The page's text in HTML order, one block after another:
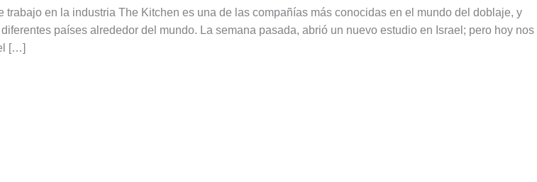
trabajo en la industria The Kitchen es una de las compañías más conocidas en el mundo del doblaje, y
países alrededor del mundo. La semana pasada, abrió un nuevo estudio en Israel; pero hoy nos
[…]